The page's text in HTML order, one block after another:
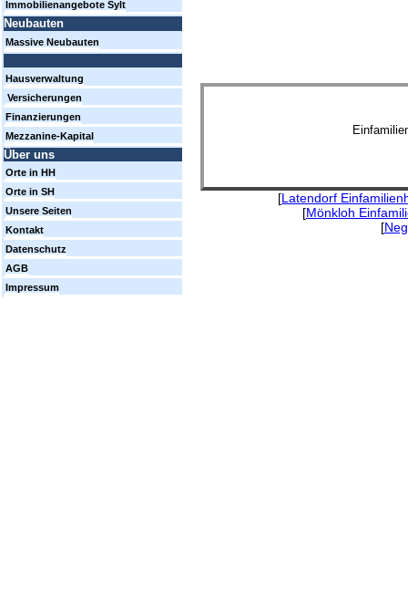
[Latendorf
[Mönkloh
[
Immobilienangebote Sylt
Neubauten
Massive Neubauten
Hausverwaltung
Versicherungen
Finanzierungen
Mezzanine-Kapital
Über uns
Orte in HH
Orte in SH
Unsere Seiten
Kontakt
Datenschutz
AGB
Impressum